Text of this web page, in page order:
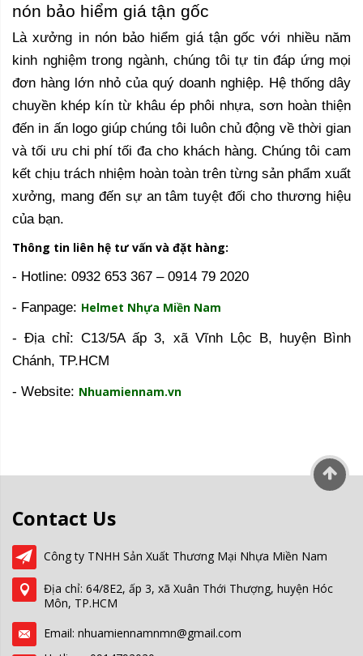
nón bảo hiểm giá tận gốc
Là xưởng in nón bảo hiểm giá tận gốc với nhiều năm
kinh nghiệm trong ngành, chúng tôi tự tin đáp ứng mọi
đơn hàng lớn nhỏ của quý doanh nghiệp. Hệ thống dây
chuyền khép kín từ khâu ép phôi nhựa, sơn hoàn thiện
đến in ấn logo giúp chúng tôi luôn chủ động về thời gian
và tối ưu chi phí tối đa cho khách hàng. Chúng tôi cam
kết chịu trách nhiệm hoàn toàn trên từng sản phẩm xuất
xưởng, mang đến sự an tâm tuyệt đối cho thương hiệu
của bạn.
Thông tin liên hệ tư vấn và đặt hàng:
- Hotline: 0932 653 367 – 0914 79 2020
- Fanpage: Helmet Nhựa Miền Nam
- Địa chỉ: C13/5A ấp 3, xã Vĩnh Lộc B, huyện Bình
Chánh, TP.HCM
- Website: Nhuamiennam.vn
Contact Us
Công ty TNHH Sản Xuất Thương Mại Nhựa Miền Nam
Địa chỉ: 64/8E2, ấp 3, xã Xuân Thới Thượng, huyện Hóc
Môn, TP.HCM
Email: nhuamiennamnmn@gmail.com